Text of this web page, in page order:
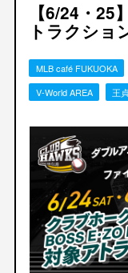
【6/24・
トラクショ
MLB café FUKUOKA
V-World AREA
王